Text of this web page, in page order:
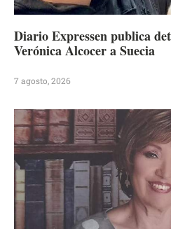
Diario Expressen publica
Verónica Alcocer a Suecia
7 agosto, 2026